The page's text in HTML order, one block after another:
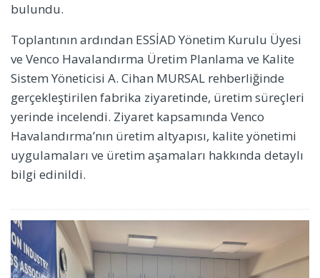
bulundu.
Toplantının ardından ESSİAD Yönetim Kurulu Üyesi
ve Venco Havalandırma Üretim Planlama ve Kalite
Sistem Yöneticisi A. Cihan MURSAL rehberliğinde
gerçekleştirilen fabrika ziyaretinde, üretim süreçleri
yerinde incelendi. Ziyaret kapsamında Venco
Havalandırma’nın üretim altyapısı, kalite yönetimi
uygulamaları ve üretim aşamaları hakkında detaylı
bilgi edinildi.